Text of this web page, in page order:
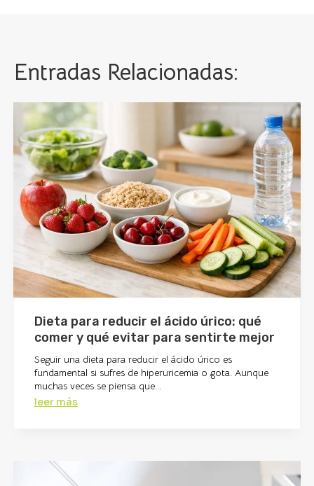
Entradas Relacionadas:
Dieta para reducir el ácido úrico: qué
comer y qué evitar para sentirte mejor
Seguir una dieta para reducir el ácido úrico es
fundamental si sufres de hiperuricemia o gota. Aunque
muchas veces se piensa que...
leer más